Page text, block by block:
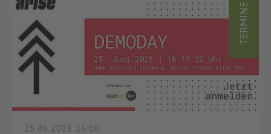
TERMINE
25.06.2026 16:00